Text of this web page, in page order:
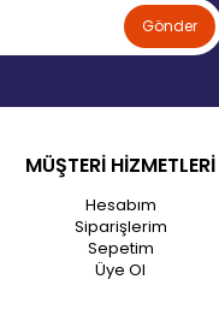
Gönder
MÜŞTERİ HİZMETLERİ
Hesabım
Siparişlerim
Sepetim
Üye Ol